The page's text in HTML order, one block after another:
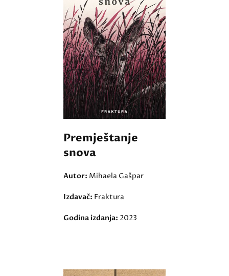
Premještanje
snova
Autor: Mihaela Gašpar
Izdavač: Fraktura
Godina izdanja: 2023